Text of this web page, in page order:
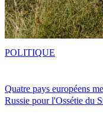
Quatre pays européens
Russie pour l'Ossétie du
POLITIQUE